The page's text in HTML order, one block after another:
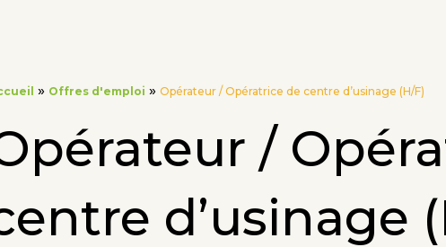
» Offres d'emploi » Opérateur / Opératrice de centre d’usinage (H/F)
/
d’usinage